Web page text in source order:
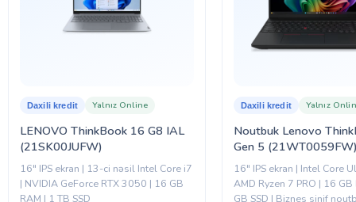
LENOVO ThinkBook 16 G8 IAL
(21SK00JUFW)
Daxili kredit Yalnız Online
16″ IPS ekran | 13-ci nəsil Intel Core i7
| NVIDIA GeForce RTX 3050 | 16 GB
RAM | 1 TB SSD
Noutbuk Lenovo
Gen 5 (21WT0059FW)
Daxili kredit Yalnız
16″ IPS ekran | Intel Core
AMD Ryzen 7 PRO | 16 GB
GB SSD | Biznes sinif